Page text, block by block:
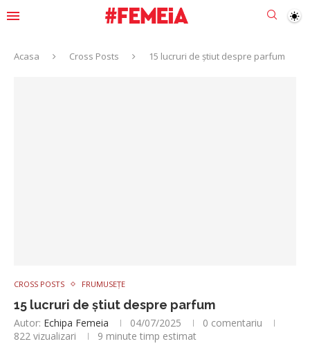
Acasa Cross Posts 15 lucruri de știut despre parfum
CROSS POSTS FRUMUSEȚE
15 lucruri de știut despre parfum
Autor: Echipa Femeia 04/07/2025
0 comentariu
822 vizualizari 9 minute timp estimat